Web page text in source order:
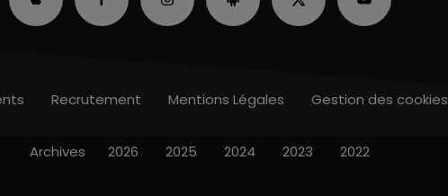
Recrutement Mentions Légales Gestion des cookies
Archives 2026 2025 2024 2023 2022